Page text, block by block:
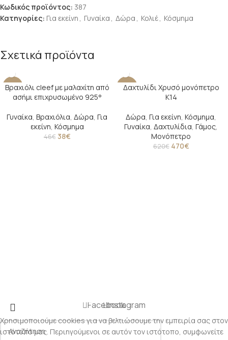
Κωδικός προϊόντος: 387
Κατηγορίες: Για εκείνη , Γυναίκα , Δώρα , Κολιέ, Κόσμημα
Σχετικά προϊόντα
-17%
Βραχιόλι cleef με μαλαχίτη από
ασήμι επιχρυσωμένο 925°
Γυναίκα, Βραχιόλια, Δώρα, Για
εκείνη, Κόσμημα
46€ 38€
-24%
Δαχτυλίδι Χρυσό μονόπετρο
Κ14
Δώρα, Για εκείνη, Κόσμημα,
Γυναίκα, Δαχτυλίδια, Γάμος,
Μονόπετρο
620€ 470€
FacebookInstagram
Χρησιμοποιούμε cookies για να βελτιώσουμε την εμπειρία σας στον
ιστότοπό μας. Περιηγούμενοι σε αυτόν τον ιστότοπο, συμφωνείτε